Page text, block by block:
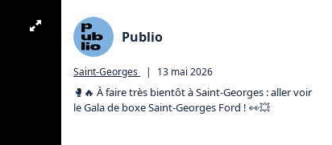
Publio
Saint-Georges | 13 mai 2026
🥊🔥 À faire très bientôt à Saint-Georges : aller voir
le Gala de boxe Saint-Georges Ford ! 👀💥